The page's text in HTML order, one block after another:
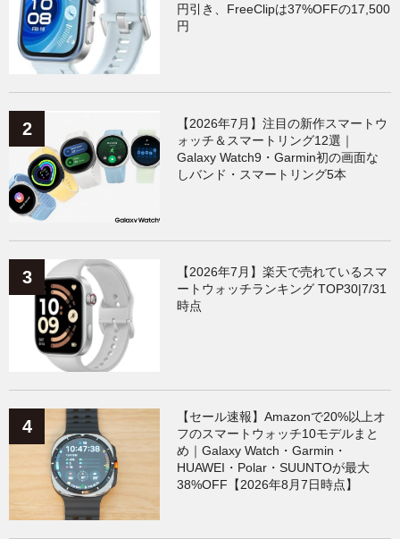
円引き、FreeClipは37%OFFの17,500
円
【2026年7月】注目の新作スマートウ
ォッチ＆スマートリング12選｜
Galaxy Watch9・Garmin初の画面な
しバンド・スマートリング5本
【2026年7月】楽天で売れているスマ
ートウォッチランキング TOP30|7/31
時点
【セール速報】Amazonで20%以上オ
フのスマートウォッチ10モデルまと
め｜Galaxy Watch・Garmin・
HUAWEI・Polar・SUUNTOが最大
38%OFF【2026年8月7日時点】